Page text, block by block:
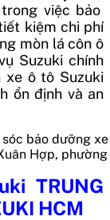
việc bảo
kiệm chi phí
mòn lá côn ô
Suzuki chính
ô tô Suzuki
ổn định và an
Hợp,
TRUNG
HCM